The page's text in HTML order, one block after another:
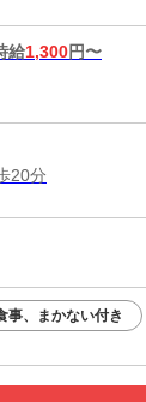
給1,300円〜
20分
事、まかない付き